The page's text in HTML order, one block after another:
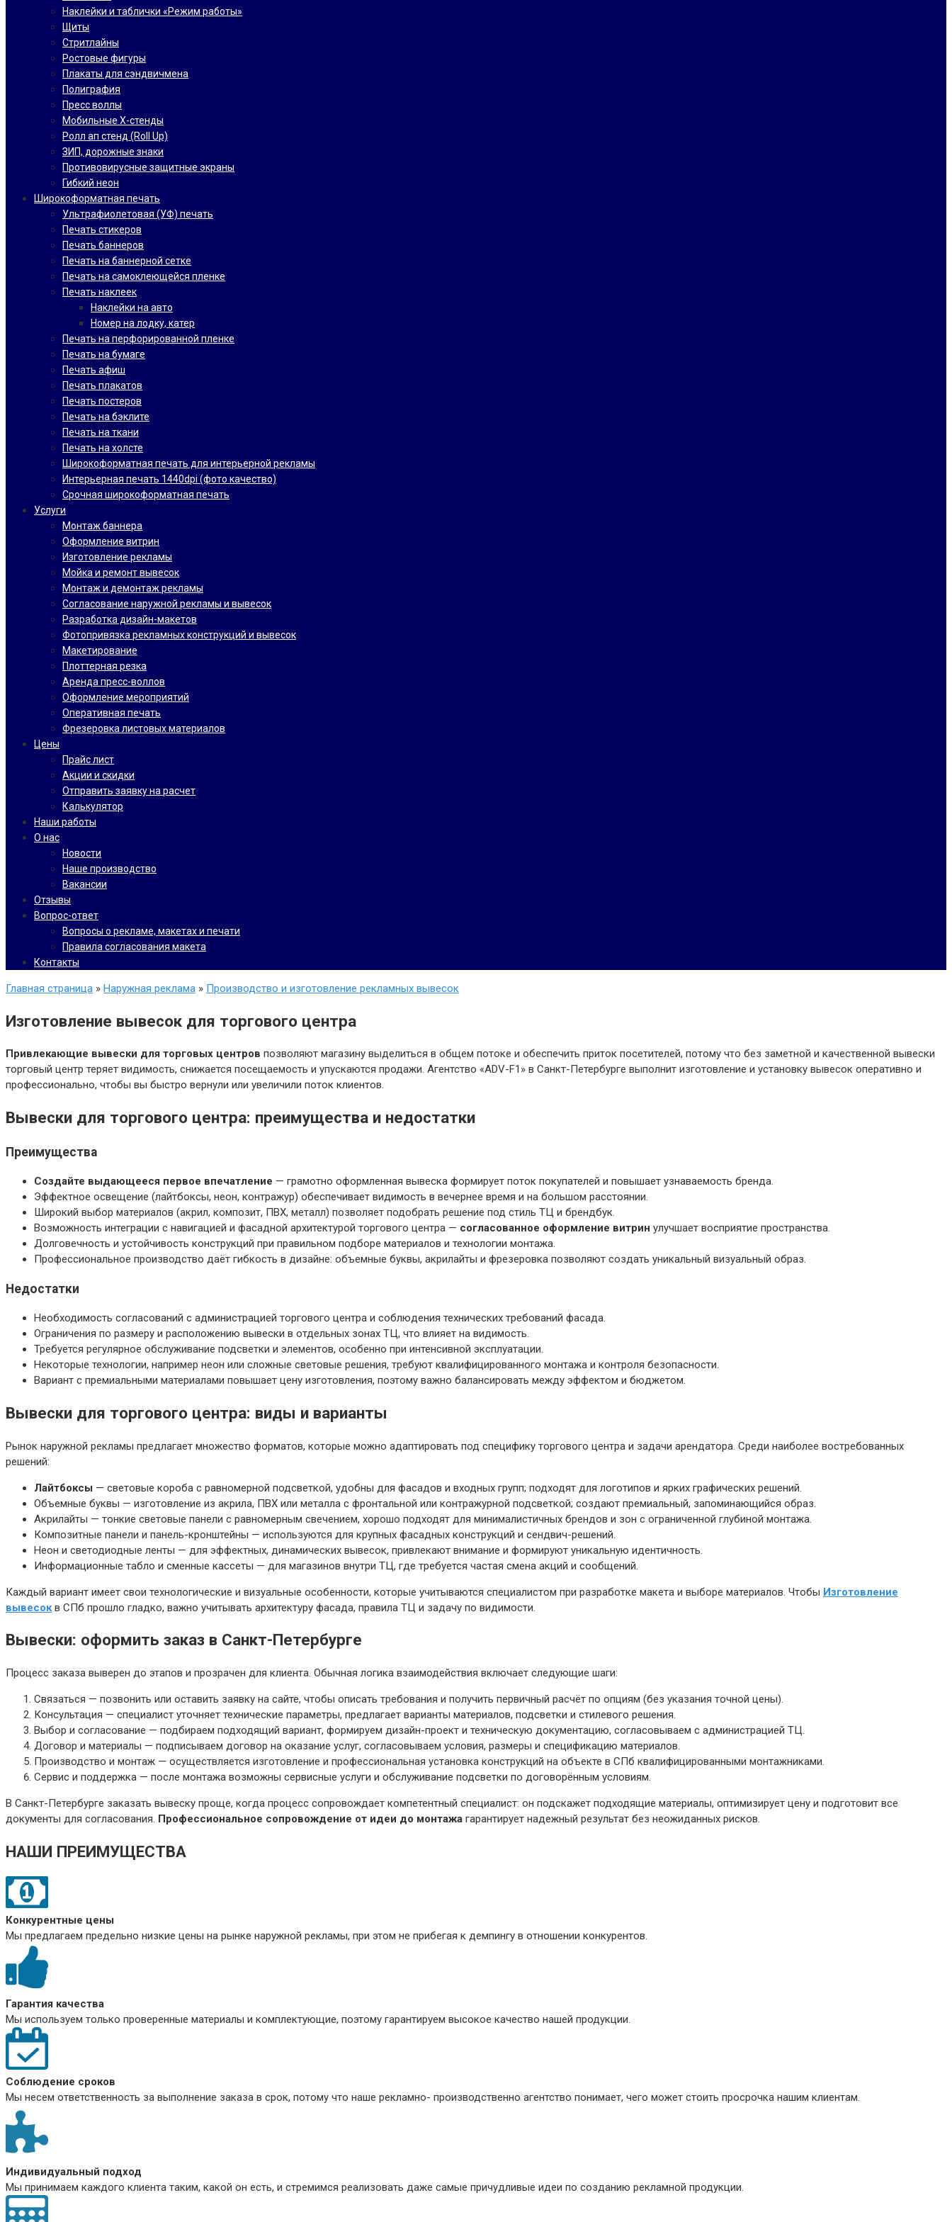
Наклейки и таблички «Режим работы»
Щиты
Стритлайны
Ростовые фигуры
Плакаты для сэндвичмена
Полиграфия
Пресс воллы
Мобильные Х-стенды
Ролл ап стенд (Roll Up)
ЗИП, дорожные знаки
Противовирусные защитные экраны
Гибкий неон
Широкоформатная печать
Ультрафиолетовая (УФ) печать
Печать стикеров
Печать баннеров
Печать на баннерной сетке
Печать на самоклеющейся пленке
Печать наклеек
Наклейки на авто
Номер на лодку, катер
Печать на перфорированной пленке
Печать на бумаге
Печать афиш
Печать плакатов
Печать постеров
Печать на бэклите
Печать на ткани
Печать на холсте
Широкоформатная печать для интерьерной рекламы
Интерьерная печать 1440dpi (фото качество)
Срочная широкоформатная печать
Услуги
Монтаж баннера
Оформление витрин
Изготовление рекламы
Мойка и ремонт вывесок
Монтаж и демонтаж рекламы
Согласование наружной рекламы и вывесок
Разработка дизайн-макетов
Фотопривязка рекламных конструкций и вывесок
Макетирование
Плоттерная резка
Аренда пресс-воллов
Оформление мероприятий
Оперативная печать
Фрезеровка листовых материалов
Цены
Прайс лист
Акции и скидки
Отправить заявку на расчет
Калькулятор
Наши работы
О нас
Новости
Наше производство
Вакансии
Отзывы
Вопрос-ответ
Вопросы о рекламе, макетах и печати
Правила согласования макета
Контакты
Главная страница » Наружная реклама » Производство и изготовление рекламных вывесок
Изготовление вывесок для торгового центра
Привлекающие вывески для торговых центров позволяют магазину выделиться в общем потоке и обеспечить приток посетителей, потому что без заметной и качественной вывески
торговый центр теряет видимость, снижается посещаемость и упускаются продажи. Агентство «ADV-F1» в Санкт-Петербурге выполнит изготовление и установку вывесок оперативно и
профессионально, чтобы вы быстро вернули или увеличили поток клиентов.
Вывески для торгового центра: преимущества и недостатки
Преимущества
Создайте выдающееся первое впечатление — грамотно оформленная вывеска формирует поток покупателей и повышает узнаваемость бренда.
Эффектное освещение (лайтбоксы, неон, контражур) обеспечивает видимость в вечернее время и на большом расстоянии.
Широкий выбор материалов (акрил, композит, ПВХ, металл) позволяет подобрать решение под стиль ТЦ и брендбук.
Возможность интеграции с навигацией и фасадной архитектурой торгового центра — согласованное оформление витрин улучшает восприятие пространства.
Долговечность и устойчивость конструкций при правильном подборе материалов и технологии монтажа.
Профессиональное производство даёт гибкость в дизайне: объемные буквы, акрилайты и фрезеровка позволяют создать уникальный визуальный образ.
Недостатки
Необходимость согласований с администрацией торгового центра и соблюдения технических требований фасада.
Ограничения по размеру и расположению вывески в отдельных зонах ТЦ, что влияет на видимость.
Требуется регулярное обслуживание подсветки и элементов, особенно при интенсивной эксплуатации.
Некоторые технологии, например неон или сложные световые решения, требуют квалифицированного монтажа и контроля безопасности.
Вариант с премиальными материалами повышает цену изготовления, поэтому важно балансировать между эффектом и бюджетом.
Вывески для торгового центра: виды и варианты
Рынок наружной рекламы предлагает множество форматов, которые можно адаптировать под специфику торгового центра и задачи арендатора. Среди наиболее востребованных
решений:
Лайтбоксы — световые короба с равномерной подсветкой, удобны для фасадов и входных групп; подходят для логотипов и ярких графических решений.
Объемные буквы — изготовление из акрила, ПВХ или металла с фронтальной или контражурной подсветкой; создают премиальный, запоминающийся образ.
Акрилайты — тонкие световые панели с равномерным свечением, хорошо подходят для минималистичных брендов и зон с ограниченной глубиной монтажа.
Композитные панели и панель-кронштейны — используются для крупных фасадных конструкций и сендвич-решений.
Неон и светодиодные ленты — для эффектных, динамических вывесок, привлекают внимание и формируют уникальную идентичность.
Информационные табло и сменные кассеты — для магазинов внутри ТЦ, где требуется частая смена акций и сообщений.
Каждый вариант имеет свои технологические и визуальные особенности, которые учитываются специалистом при разработке макета и выборе материалов. Чтобы Изготовление
вывесокв СПб прошло гладко, важно учитывать архитектуру фасада, правила ТЦ и задачу по видимости.
Вывески: оформить заказ в Санкт-Петербурге
Процесс заказа выверен до этапов и прозрачен для клиента. Обычная логика взаимодействия включает следующие шаги:
Связаться — позвонить или оставить заявку на сайте, чтобы описать требования и получить первичный расчёт по опциям (без указания точной цены).
Консультация — специалист уточняет технические параметры, предлагает варианты материалов, подсветки и стилевого решения.
Выбор и согласование — подбираем подходящий вариант, формируем дизайн-проект и техническую документацию, согласовываем с администрацией ТЦ.
Договор и материалы — подписываем договор на оказание услуг, согласовываем условия, размеры и спецификацию материалов.
Производство и монтаж — осуществляется изготовление и профессиональная установка конструкций на объекте в СПб квалифицированными монтажниками.
Сервис и поддержка — после монтажа возможны сервисные услуги и обслуживание подсветки по договорённым условиям.
В Санкт-Петербурге заказать вывеску проще, когда процесс сопровождает компетентный специалист: он подскажет подходящие материалы, оптимизирует цену и подготовит все
документы для согласования. Профессиональное сопровождение от идеи до монтажа гарантирует надежный результат без неожиданных рисков.
НАШИ ПРЕИМУЩЕСТВА
Конкурентные цены
Мы предлагаем предельно низкие цены на рынке наружной рекламы, при этом не прибегая к демпингу в отношении конкурентов.
Гарантия качества
Мы используем только проверенные материалы и комплектующие, поэтому гарантируем высокое качество нашей продукции.
Соблюдение сроков
Мы несем ответственность за выполнение заказа в срок, потому что наше рекламно- производственно агентство понимает, чего может стоить просрочка нашим клиентам.
Индивидуальный подход
Мы принимаем каждого клиента таким, какой он есть, и стремимся реализовать даже самые причудливые идеи по созданию рекламной продукции.